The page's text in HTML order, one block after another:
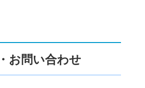
お問い合わせ